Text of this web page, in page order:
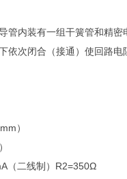
内装有一组干簧管和精密
依次闭合（接通）使回路
）
二线制）R2=350Ω